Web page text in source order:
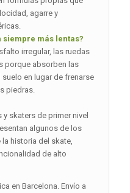
agarre y
siempre más lentas?
irregular, las ruedas
porque absorben las
en lugar de frenarse
piedras.
skaters de primer nivel
algunos de los
historia del skate,
de alto
en Barcelona. Envío a